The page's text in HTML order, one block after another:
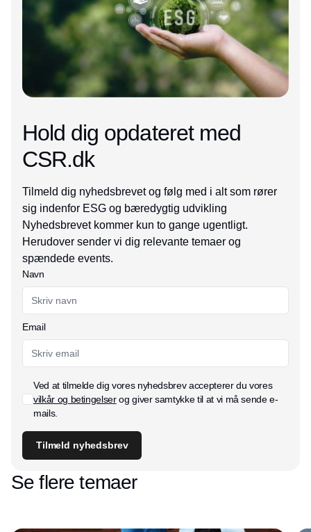
Hold dig opdateret med
CSR.dk
Tilmeld dig nyhedsbrevet og følg med i alt som rører
sig indenfor ESG og bæredygtig udvikling
Nyhedsbrevet kommer kun to gange ugentligt.
Herudover sender vi dig relevante temaer og
spændede events.
Navn
Email
Ved at tilmelde dig vores nyhedsbrev accepterer du vores
vilkår og betingelserog giver samtykke til at vi må sende e-
mails.
Tilmeld nyhedsbrev
Se flere temaer